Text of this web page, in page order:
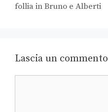
follia in Bruno e Alberti
Lascia un commento